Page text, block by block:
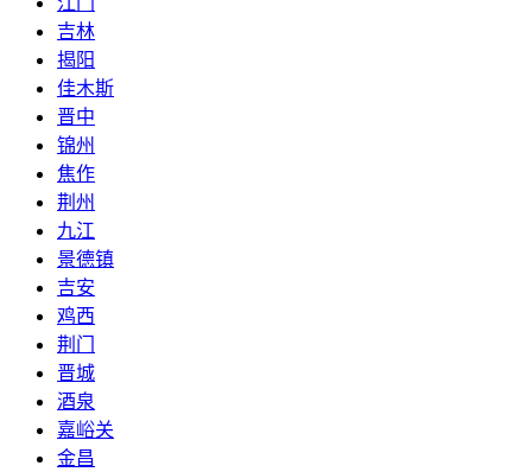
吉林
揭阳
佳木斯
晋中
锦州
焦作
荆州
九江
景德镇
吉安
鸡西
荆门
晋城
酒泉
嘉峪关
金昌